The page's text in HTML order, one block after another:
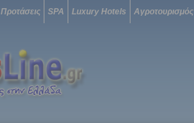
Προτάσεις SPA Luxury Hotels Αγροτουρισμός